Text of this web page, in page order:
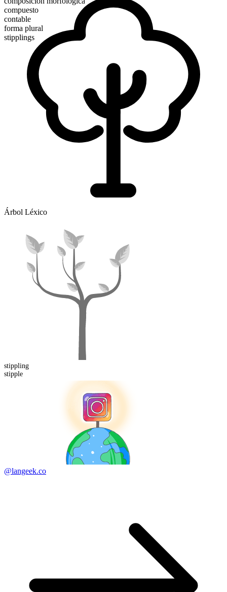
compuesto
contable
forma plural
stipplings
Árbol Léxico
stippling
stipple
@langeek.co